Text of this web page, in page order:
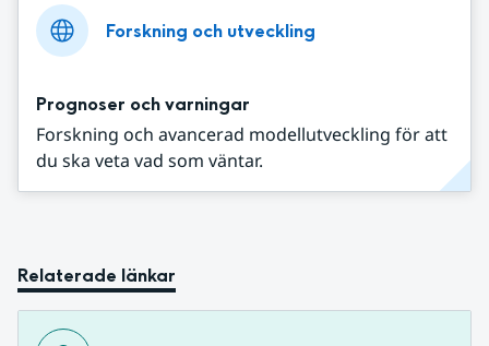
Forskning och utveckling
Prognoser och varningar
Forskning och avancerad modellutveckling för att
du ska veta vad som väntar.
Relaterade länkar